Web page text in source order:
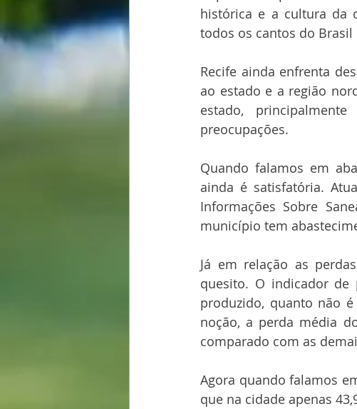
histórica e a cultura da
todos os cantos do
Recife ainda enfrenta
ao estado e a região
estado,
preocupações.
Quando falamos em
ainda é satisfatória.
Informações Sobre
município tem
Já em relação as
quesito. O indicador de
produzido, quanto não
noção, a perda média
comparado com as
Agora quando falamos
que na cidade apenas